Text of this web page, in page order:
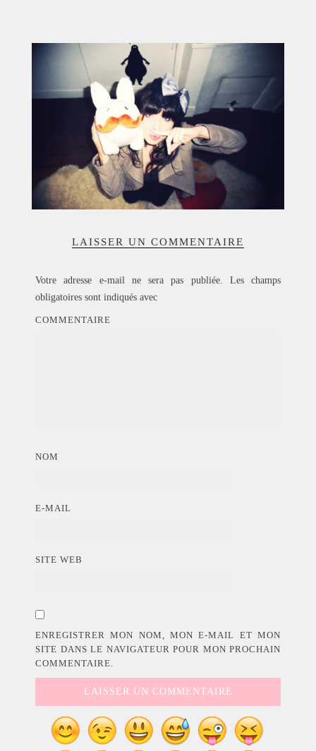
VOYAGES
LOOKBOOK
RECHERCHE
ARCHIVES
LAISSER UN COMMENTAIRE
Votre adresse e-mail ne sera pas publiée.
Les champs
obligatoires sont indiqués avec
COMMENTAIRE
NOM
E-MAIL
SITE WEB
ENREGISTRER MON NOM, MON E-MAIL ET MON
SITE DANS LE NAVIGATEUR POUR MON PROCHAIN
COMMENTAIRE.